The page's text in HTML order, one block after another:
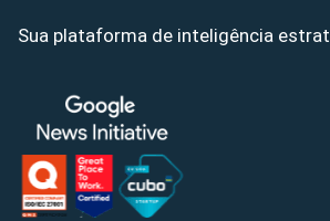
Sua plataforma de inteligência